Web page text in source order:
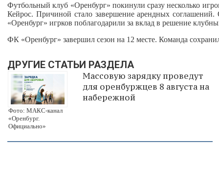
Футбольный клуб «Оренбург» покинули сразу несколько
Кейрос. Причиной стало завершение арендных
«Оренбург» игрков поблагодарили за вклад в решение
ФК «Оренбург» завершил сезон на 12 месте. Команда
ДРУГИЕ СТАТЬИ РАЗДЕЛА
Фото: МАКС-канал
«Оренбург.
Официально»
Массовую зарядку проведут
для оренбуржцев 8 августа на
набережной